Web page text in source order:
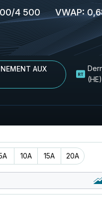
/4 500 VWAP:
AUX
(HE)
10A 15A 20A